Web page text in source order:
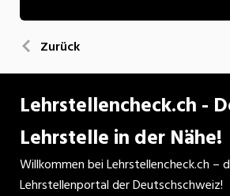
Zurück
Lehrstellencheck.ch -
Lehrstelle in der Nähe!
Willkommen bei Lehrstellencheck.ch –
Lehrstellenportal der Deutschschweiz!